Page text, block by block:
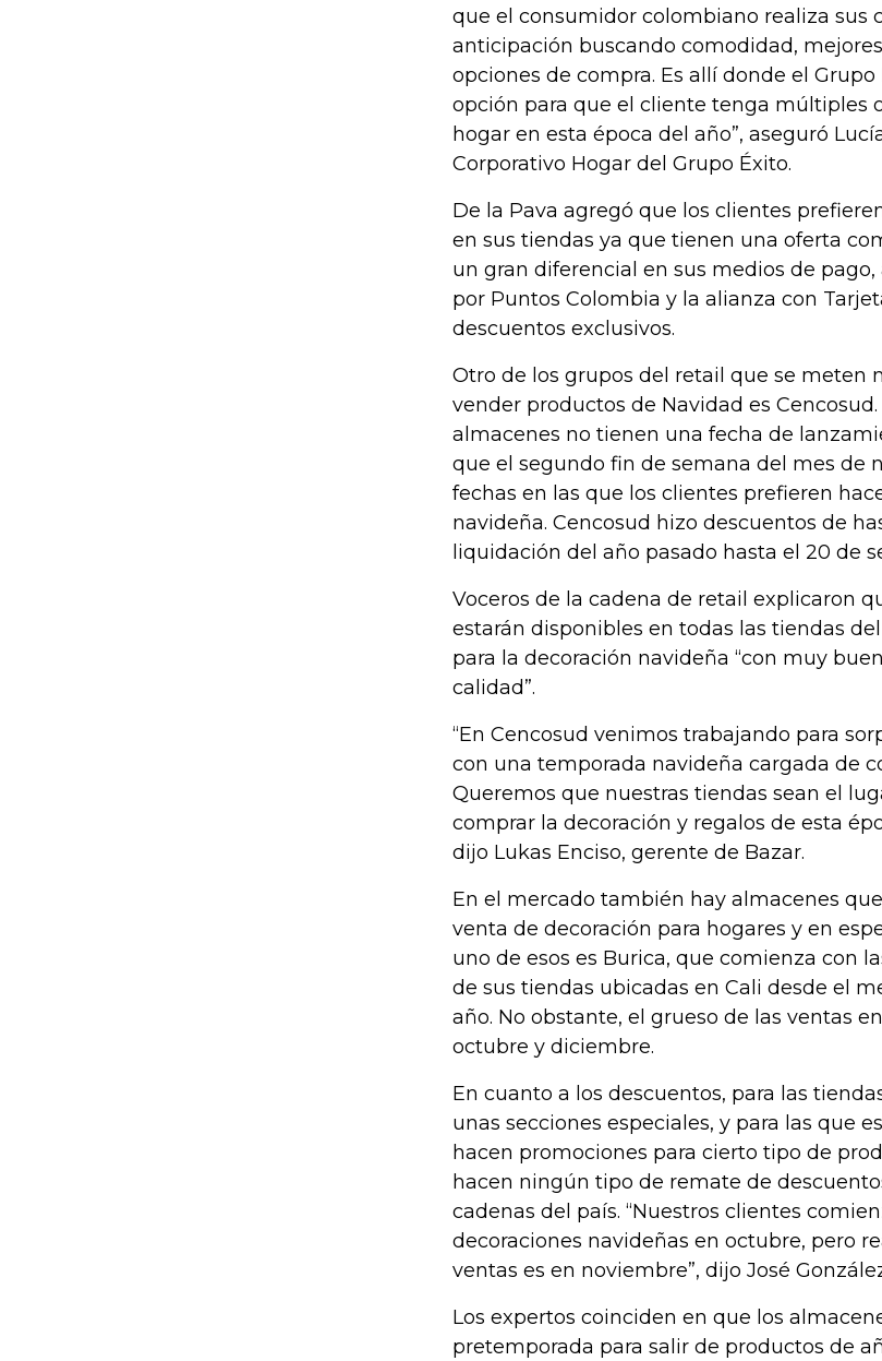
que el consumidor colombiano realiza sus
anticipación buscando comodidad,
opciones de compra. Es allí donde el
opción para que el cliente tenga múltiples
hogar en esta época del año”, aseguró
Corporativo Hogar del Grupo Éxito.
De la Pava agregó que los clientes
en sus tiendas ya que tienen una oferta
un gran diferencial en sus medios de
por Puntos Colombia y la alianza con
descuentos exclusivos.
Otro de los grupos del retail que se meten
vender productos de Navidad es
almacenes no tienen una fecha de
que el segundo fin de semana del mes de
fechas en las que los clientes prefieren
navideña. Cencosud hizo descuentos de
liquidación del año pasado hasta el 20 de
Voceros de la cadena de retail explicaron
estarán disponibles en todas las tiendas
para la decoración navideña “con muy
calidad”.
“En Cencosud venimos trabajando para
con una temporada navideña cargada de
Queremos que nuestras tiendas sean el
comprar la decoración y regalos de esta
dijo Lukas Enciso, gerente de Bazar.
En el mercado también hay almacenes
venta de decoración para hogares y en
uno de esos es Burica, que comienza con
de sus tiendas ubicadas en Cali desde el
año. No obstante, el grueso de las ventas
octubre y diciembre.
En cuanto a los descuentos, para las
unas secciones especiales, y para las que
hacen promociones para cierto tipo de
hacen ningún tipo de remate de
cadenas del país. “Nuestros clientes
decoraciones navideñas en octubre, pero
ventas es en noviembre”, dijo José
Los expertos coinciden en que los
pretemporada para salir de productos de